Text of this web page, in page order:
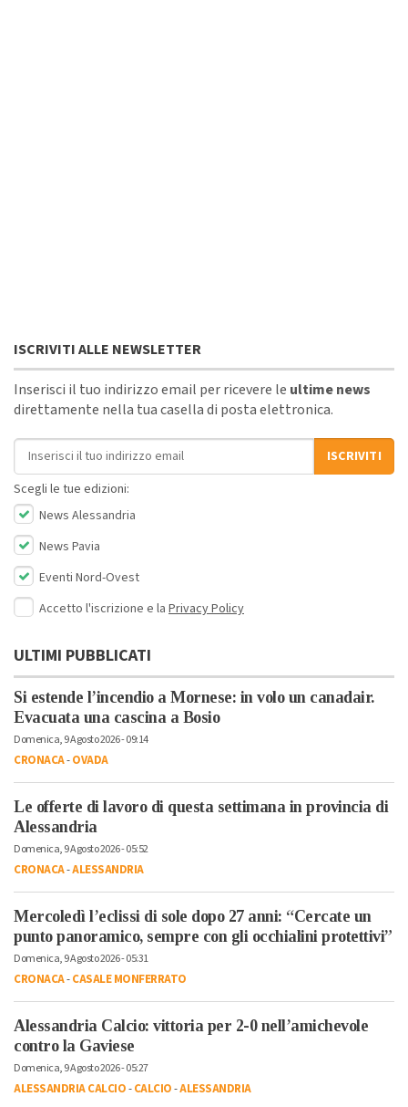
ISCRIVITI ALLE NEWSLETTER
Inserisci il tuo indirizzo email per ricevere le ultime news
direttamente nella tua casella di posta elettronica.
Indirizzo email
ISCRIVITI
Scegli le tue edizioni:
News Alessandria
News Pavia
Eventi Nord-Ovest
Accetto l'iscrizione e la Privacy Policy
ULTIMI PUBBLICATI
Si estende l’incendio a Mornese: in volo un canadair.
Evacuata una cascina a Bosio
Domenica, 9 Agosto 2026 - 09:14
CRONACA-OVADA
Le offerte di lavoro di questa settimana in provincia di
Alessandria
Domenica, 9 Agosto 2026 - 05:52
CRONACA-ALESSANDRIA
Mercoledì l’eclissi di sole dopo 27 anni: “Cercate un
punto panoramico, sempre con gli occhialini protettivi”
Domenica, 9 Agosto 2026 - 05:31
CRONACA-CASALE MONFERRATO
Alessandria Calcio: vittoria per 2-0 nell’amichevole
contro la Gaviese
Domenica, 9 Agosto 2026 - 05:27
ALESSANDRIA CALCIO-CALCIO-ALESSANDRIA